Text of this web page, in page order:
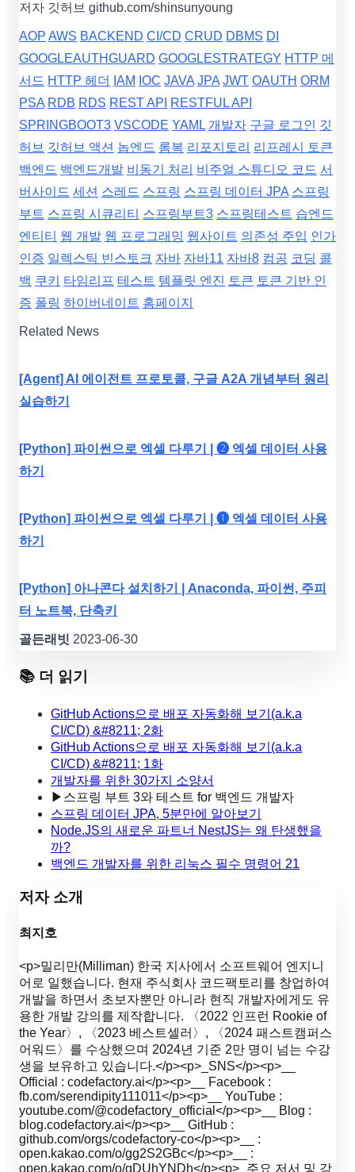
저자 깃허브 github.com/shinsunyoung
AOP AWS BACKEND CI/CD CRUD DBMS DI
GOOGLEAUTHGUARD GOOGLESTRATEGY HTTP 메
서드 HTTP 헤더 IAM IOC JAVA JPA JWT OAUTH ORM
PSA RDB RDS REST API
RESTFUL API
SPRINGBOOT3 VSCODE YAML 개발자 구글 로그인 깃
허브 깃허브 액션 놉엔드 롬복 리포지토리 리프레시 토큰
백엔드 백엔드개발 비동기 처리 비주얼 스튜디오 코드 서
버사이드 세션 스레드 스프링 스프링 데이터 JPA 스프링
부트 스프링 시큐리티 스프링부트3 스프링테스트 습엔드
엔티티 웹 개발 웹 프로그래밍 웹사이트 의존성 주입 인가
인증 일렉스틱 빈스토크 자바 자바11 자바8 컴공 코딩 콜
백 쿠키 타임리프 테스트 템플릿 엔진 토큰 토큰 기반 인
증 폴링 하이버네이트 홈페이지
Related News
[Agent] AI 에이전트 프로토콜, 구글 A2A 개념부터 원리
실습하기
[Python] 파이썬으로 엑셀 다루기 | ❷ 엑셀 데이터 사용
하기
[Python] 파이썬으로 엑셀 다루기 | ❶ 엑셀 데이터 사용
하기
[Python] 아나콘다 설치하기 | Anaconda, 파이썬, 주피
터 노트북, 단축키
골든래빗 2023-06-30
📚 더 읽기
GitHub Actions으로 배포 자동화해 보기(a.k.a
CI/CD) &#8211; 2화
GitHub Actions으로 배포 자동화해 보기(a.k.a
CI/CD) &#8211; 1화
개발자를 위한 30가지 소양서
▶ 스프링 부트 3와 테스트 for 백엔드 개발자
스프링 데이터 JPA, 5분만에 알아보기
Node.JS의 새로운 파트너 NestJS는 왜 탄생했을
까?
백엔드 개발자를 위한 리눅스 필수 명령어 21
저자 소개
최지호
<p>밀리만(Milliman) 한국 지사에서 소프트웨어 엔지니
어로 일했습니다. 현재 주식회사 코드팩토리를 창업하여
개발을 하면서 초보자뿐만 아니라 현직 개발자에게도 유
용한 개발 강의를 제작합니다. 〈2022 인프런 Rookie of
the Year〉, 〈2023 베스트셀러〉, 〈2024 패스트캠퍼스
어워드〉를 수상했으며 2024년 기준 2만 명이 넘는 수강
생을 보유하고 있습니다.</p><p>_SNS</p><p>__
Official : codefactory.ai</p><p>__ Facebook :
fb.com/serendipity111011</p><p>__ YouTube :
youtube.com/@codefactory_official</p><p>__ Blog :
blog.codefactory.ai</p><p>__ GitHub :
github.com/orgs/codefactory-co</p><p>__ :
open.kakao.com/o/gg2S2GBc</p><p>__ :
open.kakao.com/o/gDUhYNDh</p><p>_주요 저서 및 강